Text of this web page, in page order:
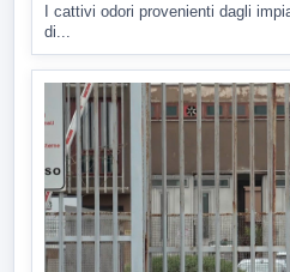
I cattivi odori provenienti dagli
di...